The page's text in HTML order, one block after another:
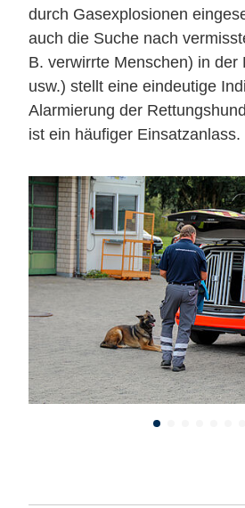
durch Gasexplosionen
auch die Suche nach
B. verwirrte Menschen) in der
usw.) stellt eine eindeutige
Alarmierung der
ist ein häufiger Einsatzanlass.